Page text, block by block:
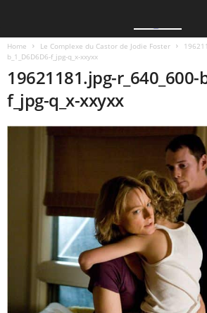
Home Le Complexe du Castor de Jodie Foster
b_1_D6D6D6-f_jpg-q_x-xxyxx
19621181.jpg-r_640_600-
f_jpg-q_x-xxyxx